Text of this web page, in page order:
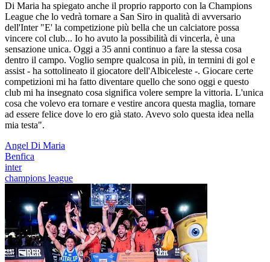
Di Maria ha spiegato anche il proprio rapporto con la Champions
League che lo vedrà tornare a San Siro in qualità di avversario
dell'Inter "E' la competizione più bella che un calciatore possa
vincere col club... Io ho avuto la possibilità di vincerla, è una
sensazione unica. Oggi a 35 anni continuo a fare la stessa cosa
dentro il campo. Voglio sempre qualcosa in più, in termini di gol e
assist - ha sottolineato il giocatore dell'Albiceleste -. Giocare certe
competizioni mi ha fatto diventare quello che sono oggi e questo
club mi ha insegnato cosa significa volere sempre la vittoria. L'unica
cosa che volevo era tornare e vestire ancora questa maglia, tornare
ad essere felice dove lo ero già stato. Avevo solo questa idea nella
mia testa".
Angel Di Maria
Benfica
inter
champions league